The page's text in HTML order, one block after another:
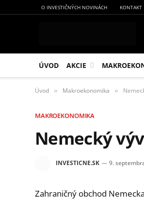
O INVESTIČNÝCH NOVINÁCH KONTAKT
ÚVOD AKCIE
Úvod » Makroekonomika »
MAKROEKONOMIKA
Nemecký
INVESTICNE.SK 9.
Zahraničný obchod